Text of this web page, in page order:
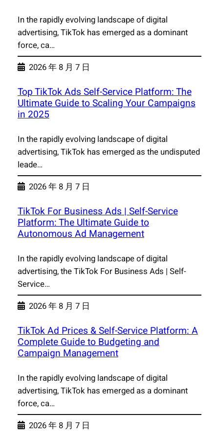
In the rapidly evolving landscape of digital
advertising, TikTok has emerged as a dominant
force, ca…
2026 年 8 月 7 日
Top TikTok Ads Self-Service Platform: The
Ultimate Guide to Scaling Your Campaigns
in 2025
In the rapidly evolving landscape of digital
advertising, TikTok has emerged as the undisputed
leade…
2026 年 8 月 7 日
TikTok For Business Ads | Self-Service
Platform: The Ultimate Guide to
Autonomous Ad Management
In the rapidly evolving landscape of digital
advertising, the TikTok For Business Ads | Self-
Service…
2026 年 8 月 7 日
TikTok Ad Prices & Self-Service Platform: A
Complete Guide to Budgeting and
Campaign Management
In the rapidly evolving landscape of digital
advertising, TikTok has emerged as a dominant
force, ca…
2026 年 8 月 7 日